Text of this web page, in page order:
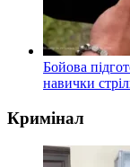
Бойова
навички
Кримінал